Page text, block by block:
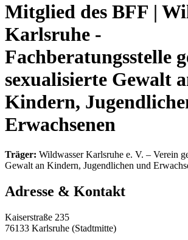
Mitglied des BFF |
Karlsruhe -
Fachberatungsstelle
sexualisierte Gewalt
Kindern,
Erwachsenen
Träger: Wildwasser Karlsruhe e. V. – Verein
Gewalt an Kindern, Jugendlichen und
Adresse & Kontakt
Kaiserstraße 235
76133 Karlsruhe (Stadtmitte)